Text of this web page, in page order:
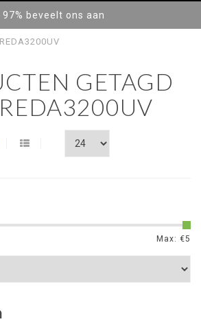
97% beveelt ons aan
REDA3200UV
GETAGD
Max: €5